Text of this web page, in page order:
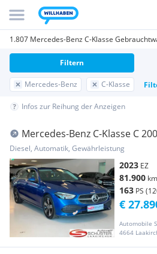
1.807 Mercedes-Benz C-Klasse
Mercedes-Benz C-Klasse
Filtern
Infos zur Reihung der Anzeigen
Mercedes-Benz C-Klasse C
**AHK**LED**KAMERA****WIE
Diesel, Automatik, Gewährleistung
2023 EZ
81.900 km
163 PS
Automobile
4664
€